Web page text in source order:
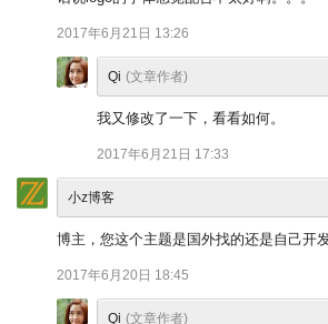
2017年6月21日 13:26
Qi (文章作者)
我又修改了一下，看看如何。
2017年6月21日 17:33
小z博客
博主，您这个主题是国外找的还是自己开
2017年6月20日 18:45
Qi (文章作者)